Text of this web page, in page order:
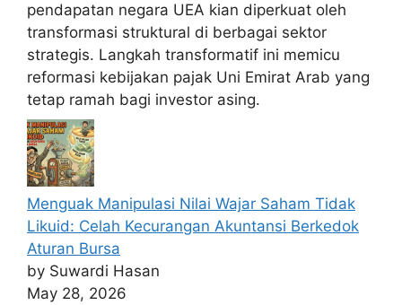
pendapatan negara UEA kian diperkuat oleh
transformasi struktural di berbagai sektor
strategis. Langkah transformatif ini memicu
reformasi kebijakan pajak Uni Emirat Arab yang
tetap ramah bagi investor asing.
Menguak Manipulasi Nilai Wajar Saham Tidak
Likuid: Celah Kecurangan Akuntansi Berkedok
Aturan Bursa
by Suwardi Hasan
May 28, 2026